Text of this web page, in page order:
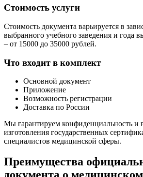
Стоимость услуги
Стоимость документа варьируется в
выбранного учебного заведения и года
– от 15000 до 35000 рублей.
Что входит в комплект
Основной документ
Приложение
Возможность регистрации
Доставка по России
Мы гарантируем конфиденциальность и
изготовления государственных
специалистов медицинской сферы.
Преимущества